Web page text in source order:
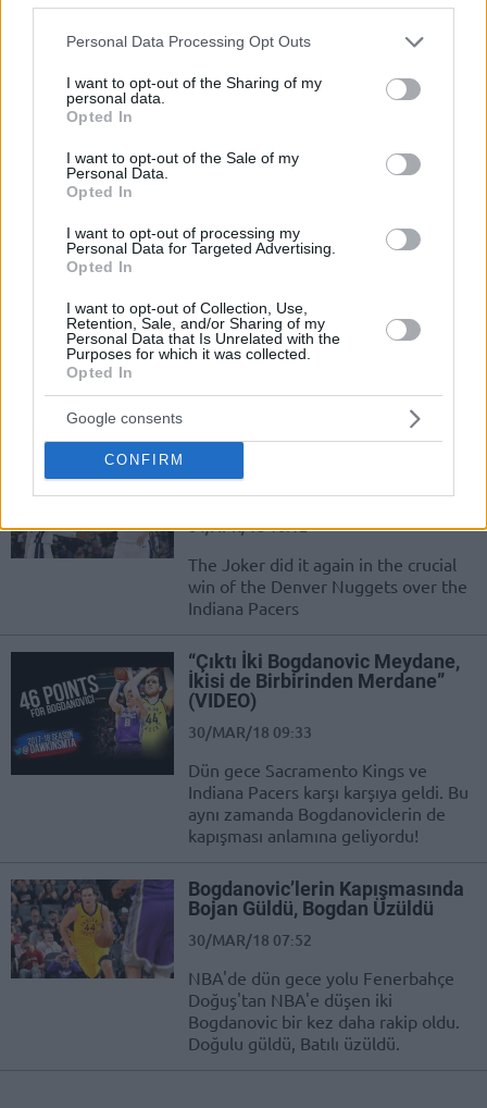
Please note that this website/app uses one or more Google
not limited to your visit or usage behaviour. You may click to
grant or deny consent to Google and its third-party tags to
use your data for below specified purposes in below Google
consent section.
Personal Data Processing Opt Outs
I want to opt-out of the Sharing of my
personal data.
Opted In
I want to opt-out of the Sale of my
Personal Data.
Opted In
I want to opt-out of processing my
Personal Data for Targeted Advertising.
Opted In
I want to opt-out of Collection, Use,
Retention, Sale, and/or Sharing of my
Personal Data that Is Unrelated with the
Purposes for which it was collected.
Opted In
Google consents
CONFIRM
için...
performance vs. Warriors
Bojan Bogdanovic and the Pacers
saved an upset to the Warriors, with
06/APR/18 07:28
NBA'de dün gece son şampiyon
Pacers'a karşı üç sezon sonra tatsız
Nikola Jokic with 30/6/7 in the
win over the Pacers
04/APR/18 10:12
The Joker did it again in the crucial
win of the Denver Nuggets over the
Indiana Pacers
“Çıktı İki Bogdanovic Meydane,
İkisi de Birbirinden Merdane”
(VIDEO)
30/MAR/18 09:33
Dün gece Sacramento Kings ve
Indiana Pacers karşı karşıya geldi. Bu
aynı zamanda Bogdanoviclerin de
kapışması anlamına geliyordu!
Bogdanovic’lerin Kapışmasında
Bojan Güldü, Bogdan Üzüldü
30/MAR/18 07:52
NBA'de dün gece yolu Fenerbahçe
Doğuş'tan NBA'e düşen iki
Bogdanovic bir kez daha rakip oldu.
Doğulu güldü, Batılı üzüldü.